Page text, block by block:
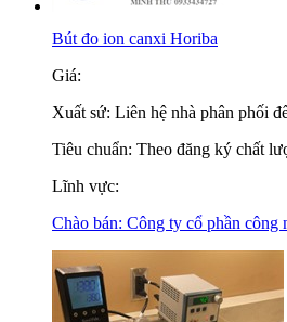
Bút đo ion canxi Horiba
Giá:
Xuất sứ: Liên hệ nhà phân phối
Tiêu chuẩn: Theo đăng ký chất
Lĩnh vực:
Chào bán: Công ty cổ phần